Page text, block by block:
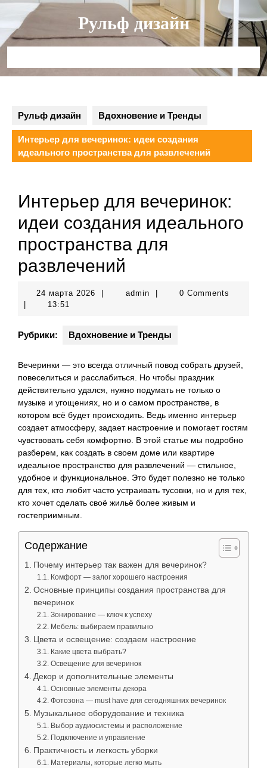
Перейти
содержимому
Рульф дизайн
Рульф дизайн Вдохновение и Тренды
Интерьер для вечеринок: идеи создания
идеального пространства для развлечений
Интерьер для вечеринок:
идеи создания идеального
пространства для
развлечений
24 марта 2026 24
adminadmin
0 Comments
13:51
Рубрики: Вдохновение и Тренды
Вечеринки — это всегда отличный повод собрать друзей,
повеселиться и расслабиться. Но чтобы праздник
действительно удался, нужно подумать не только о
музыке и угощениях, но и о самом пространстве, в
котором всё будет происходить. Ведь именно интерьер
создает атмосферу, задает настроение и помогает гостям
чувствовать себя комфортно. В этой статье мы подробно
разберем, как создать в своем доме или квартире
идеальное пространство для развлечений — стильное,
удобное и функциональное. Это будет полезно не только
для тех, кто любит часто устраивать тусовки, но и для тех,
кто хочет сделать своё жильё более живым и
гостеприимным.
Содержание
Почему интерьер так важен для вечеринок?
Комфорт — залог хорошего настроения
Основные принципы создания пространства для
вечеринок
Зонирование — ключ к успеху
Мебель: выбираем правильно
Цвета и освещение: создаем настроение
Какие цвета выбрать?
Освещение для вечеринок
Декор и дополнительные элементы
Основные элементы декора
Фотозона — must have для сегодняшних вечеринок
Музыкальное оборудование и техника
Выбор аудиосистемы и расположение
Подключение и управление
Практичность и легкость уборки
Материалы, которые легко мыть